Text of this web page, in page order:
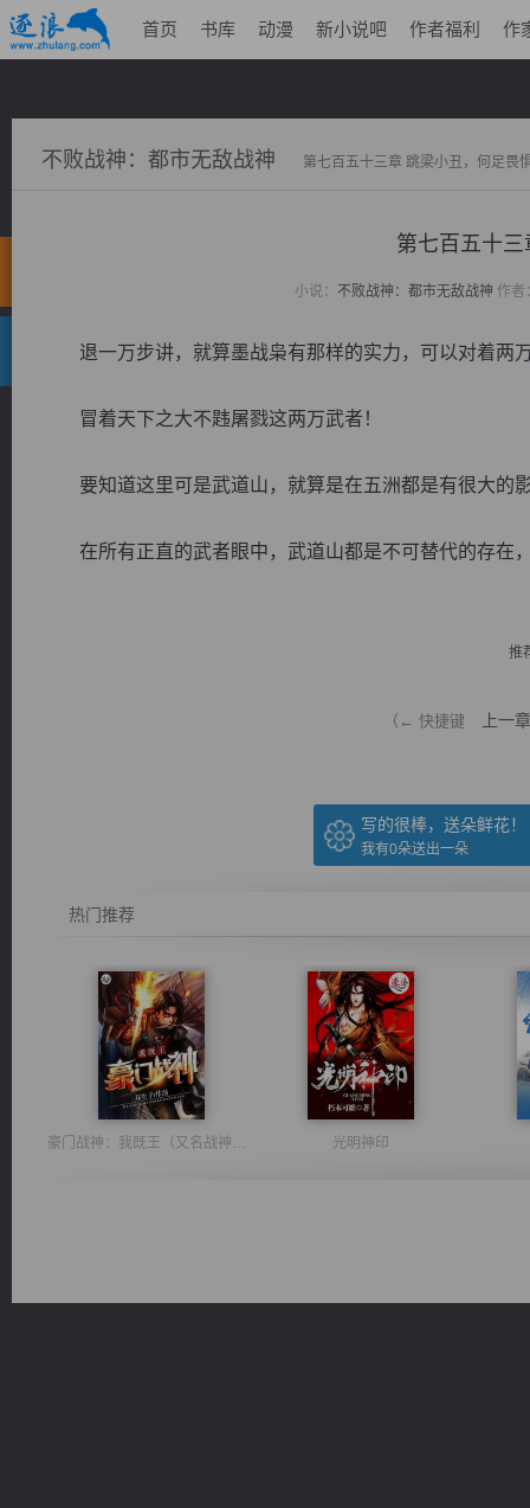
首页 书库 动漫 新小说吧 作者福利 作
不败战神：都市无敌战神 第七百五十三章 跳梁小丑，何足畏
第七百五十
小说： 不败战神：都市无敌战神 作者
退一万步讲，就算墨战枭有那样的实力，可以对着两
冒着天下之大不韪屠戮这两万武者！
要知道这里可是武道山，就算是在五洲都是有很大的
在所有正直的武者眼中，武道山都是不可替代的存在
推
（← 快捷键 上一章
写的很棒，送朵鲜花！
我有0朵送出一朵
热门推荐
豪门战神：我既王（又名战神归来不败神婿修罗战神） 光明神印